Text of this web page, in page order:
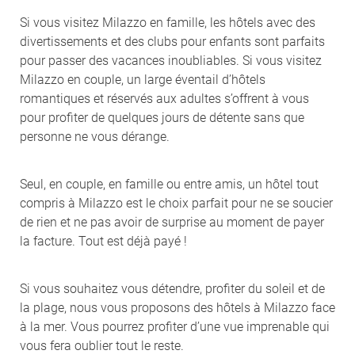
Si vous visitez Milazzo en famille, les hôtels avec des
divertissements et des clubs pour enfants sont parfaits
pour passer des vacances inoubliables. Si vous visitez
Milazzo en couple, un large éventail d’hôtels
romantiques et réservés aux adultes s’offrent à vous
pour profiter de quelques jours de détente sans que
personne ne vous dérange.
Seul, en couple, en famille ou entre amis, un hôtel tout
compris à Milazzo est le choix parfait pour ne se soucier
de rien et ne pas avoir de surprise au moment de payer
la facture. Tout est déjà payé !
Si vous souhaitez vous détendre, profiter du soleil et de
la plage, nous vous proposons des hôtels à Milazzo face
à la mer. Vous pourrez profiter d’une vue imprenable qui
vous fera oublier tout le reste.